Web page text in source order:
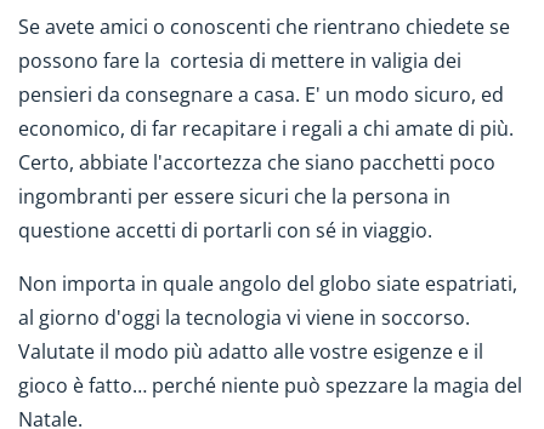
Se avete amici o conoscenti che rientrano chiedete se
possono fare la cortesia di mettere in valigia dei
pensieri da consegnare a casa. E' un modo sicuro, ed
economico, di far recapitare i regali a chi amate di più.
Certo, abbiate l'accortezza che siano pacchetti poco
ingombranti per essere sicuri che la persona in
questione accetti di portarli con sé in viaggio.
Non importa in quale angolo del globo siate espatriati,
al giorno d'oggi la tecnologia vi viene in soccorso.
Valutate il modo più adatto alle vostre esigenze e il
gioco è fatto… perché niente può spezzare la magia del
Natale.